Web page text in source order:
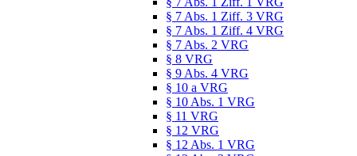
§ 7 Abs. 1 Ziff. 3 VRG
§ 7 Abs. 1 Ziff. 4 VRG
§ 7 Abs. 2 VRG
§ 8 VRG
§ 9 Abs. 4 VRG
§ 10 a VRG
§ 10 Abs. 1 VRG
§ 11 VRG
§ 12 VRG
§ 12 Abs. 1 VRG